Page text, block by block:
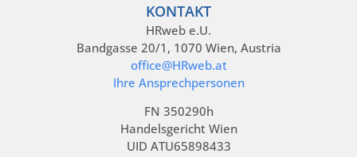
KONTAKT
HRweb e.U.
Bandgasse 20/1, 1070 Wien, Austria
office@HRweb.at
Ihre Ansprechpersonen
FN 350290h
Handelsgericht Wien
UID ATU65898433